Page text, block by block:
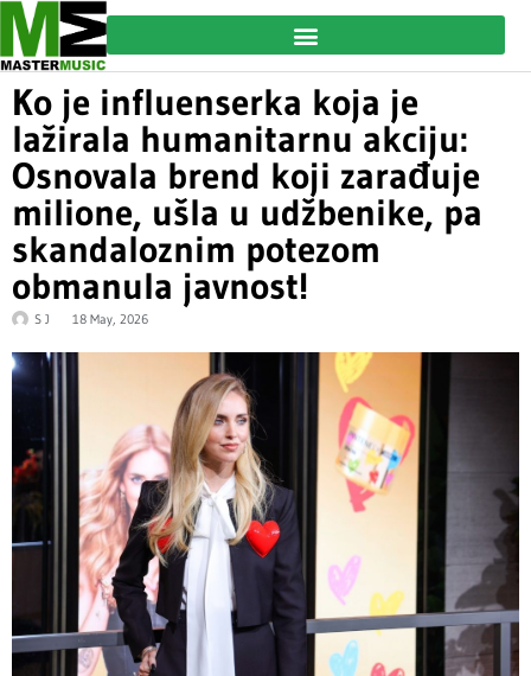
Ko je influenserka koja je
lažirala humanitarnu akciju:
Osnovala brend koji zarađuje
milione, ušla u udžbenike, pa
skandaloznim potezom
obmanula javnost!
S J 18 May, 2026